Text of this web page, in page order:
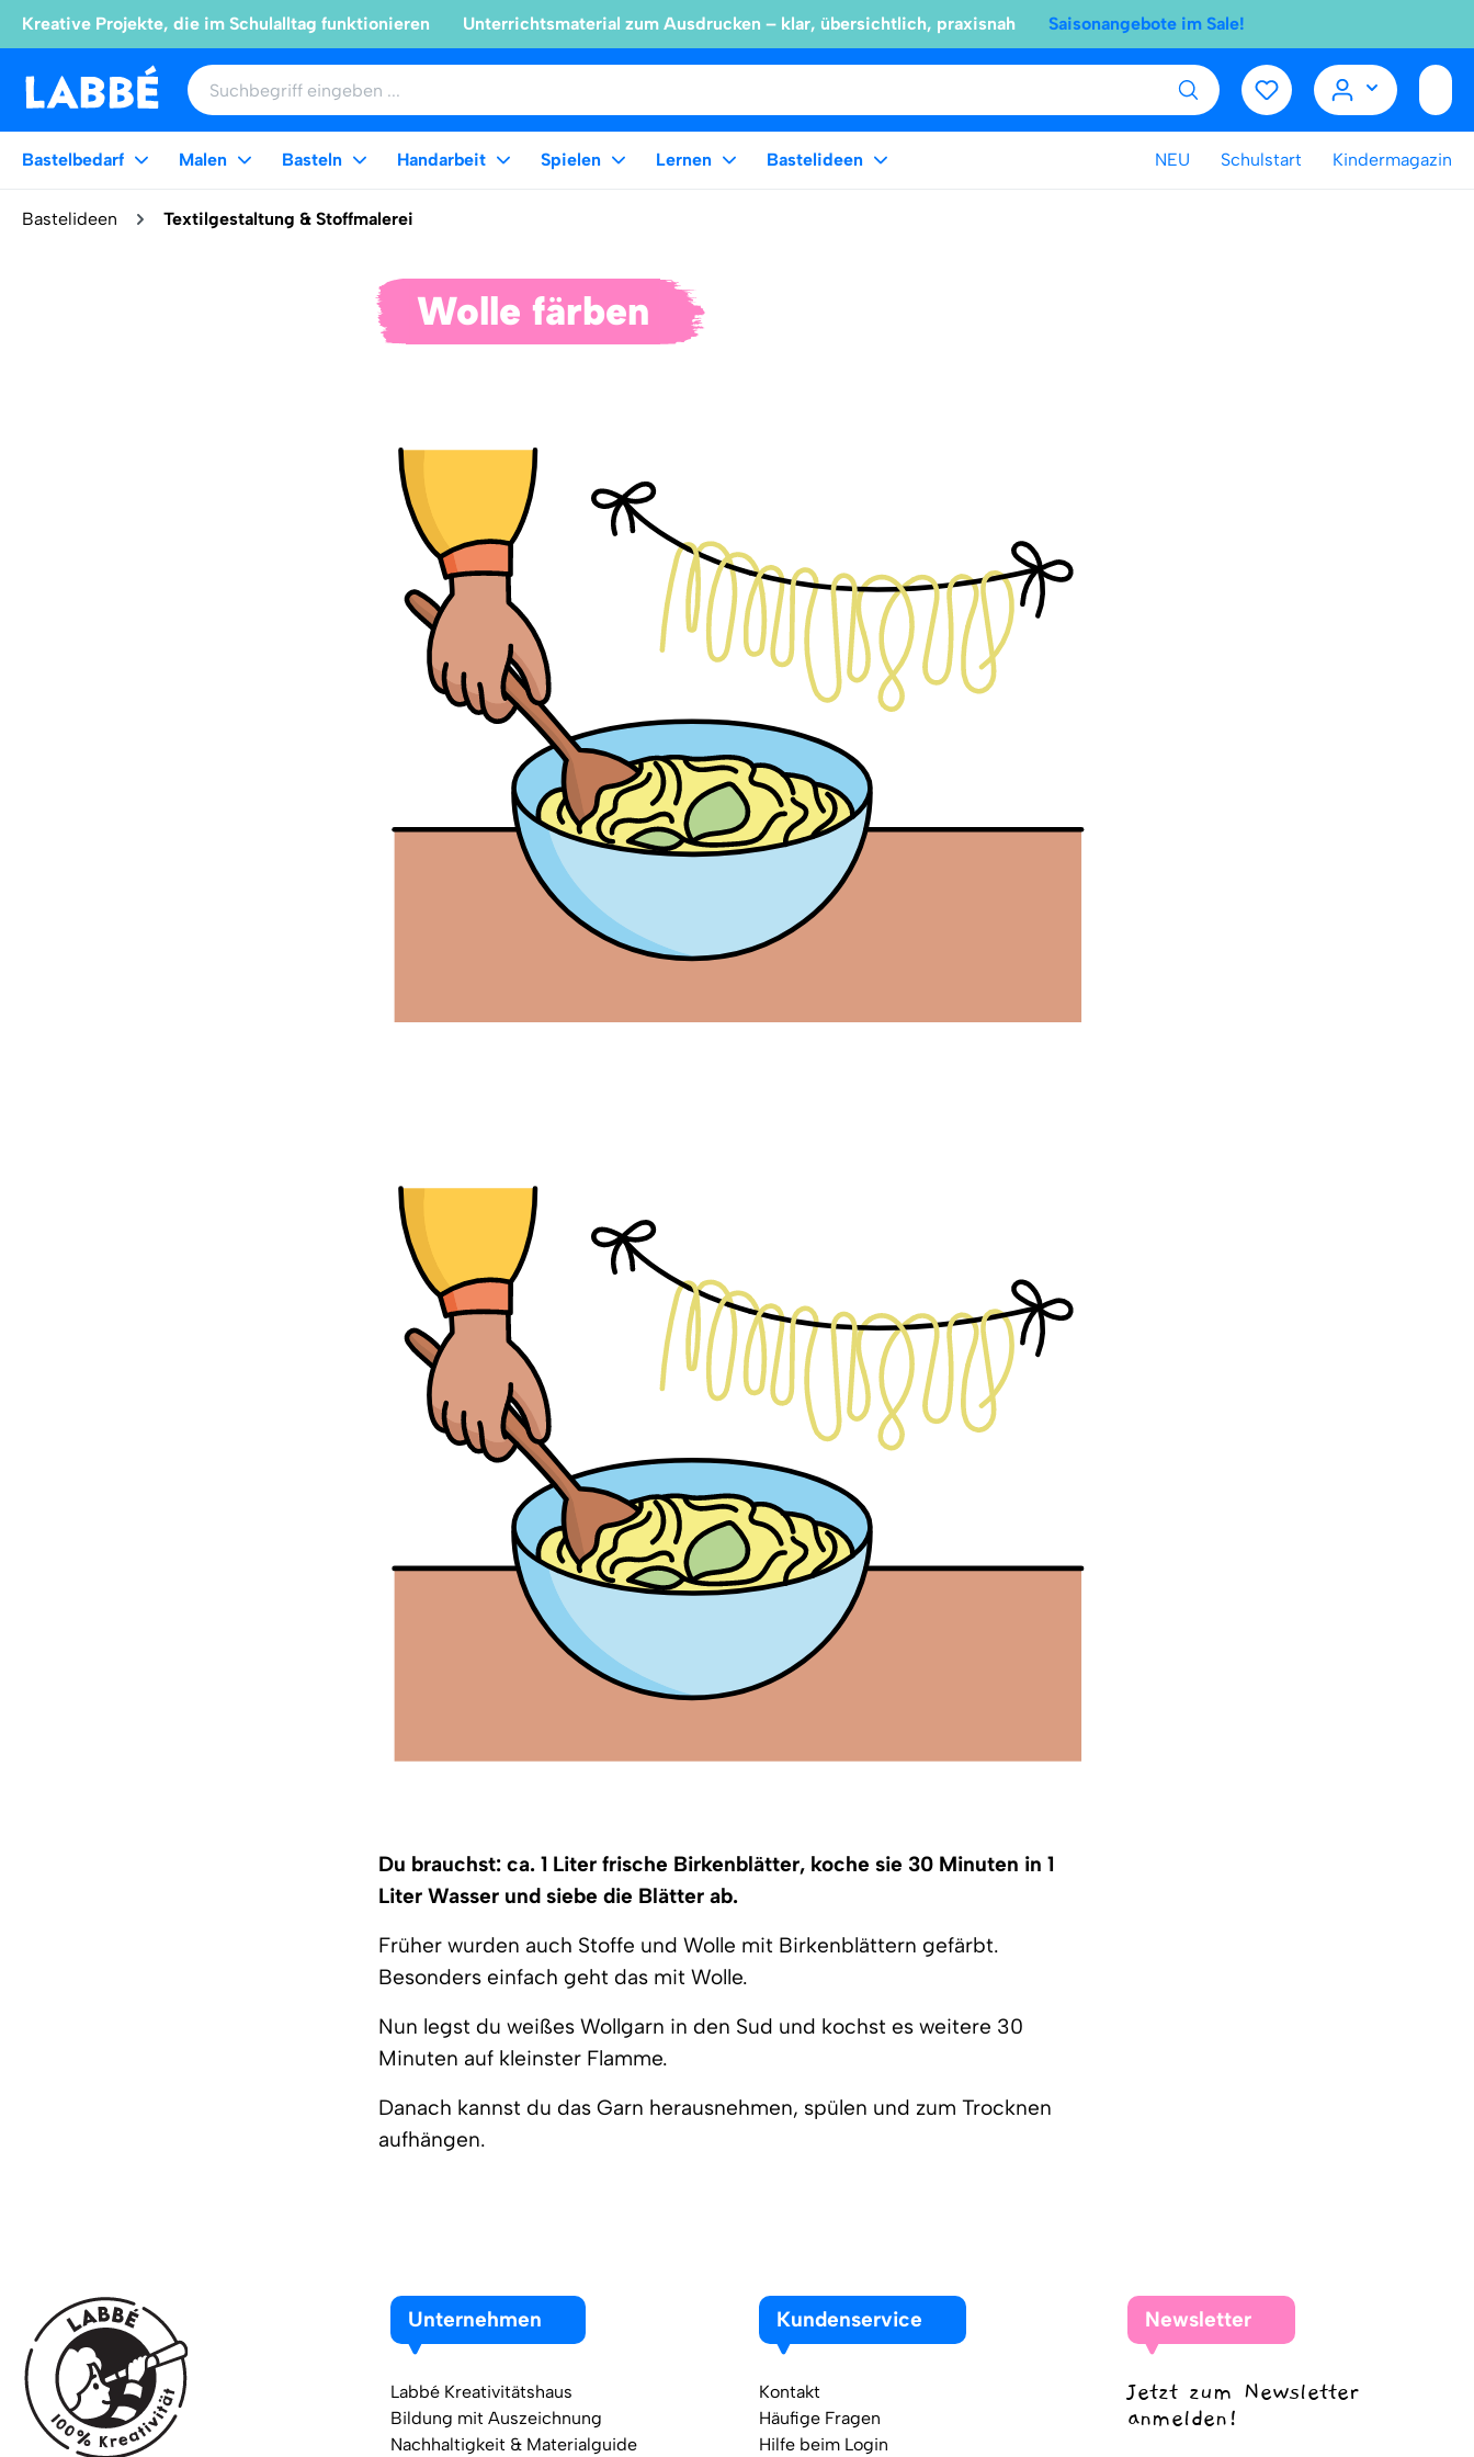
Kreative Projekte, die im Schulalltag funktionieren Unterrichtsmaterial zum Ausdrucken – klar, übersichtlich, praxisnah Saisonangebote im Sale!
Bastelbedarf Malen Basteln Handarbeit Spielen Lernen Bastelideen NEU Schulstart Kindermagazin
Bastelideen Textilgestaltung & Stoffmalerei
Wolle färben
Du brauchst: ca. 1 Liter frische Birkenblätter, koche sie 30 Minuten in 1
Liter Wasser und siebe die Blätter ab.
Früher wurden auch Stoffe und Wolle mit Birkenblättern gefärbt.
Besonders einfach geht das mit Wolle.
Nun legst du weißes Wollgarn in den Sud und kochst es weitere 30
Minuten auf kleinster Flamme.
Danach kannst du das Garn herausnehmen, spülen und zum Trocknen
aufhängen.
Unternehmen
Labbé Kreativitätshaus
Bildung mit Auszeichnung
Nachhaltigkeit & Materialguide
Kundenservice
Kontakt
Häufige Fragen
Hilfe beim Login
Newsletter
Jetzt zum Newsletter
anmelden!